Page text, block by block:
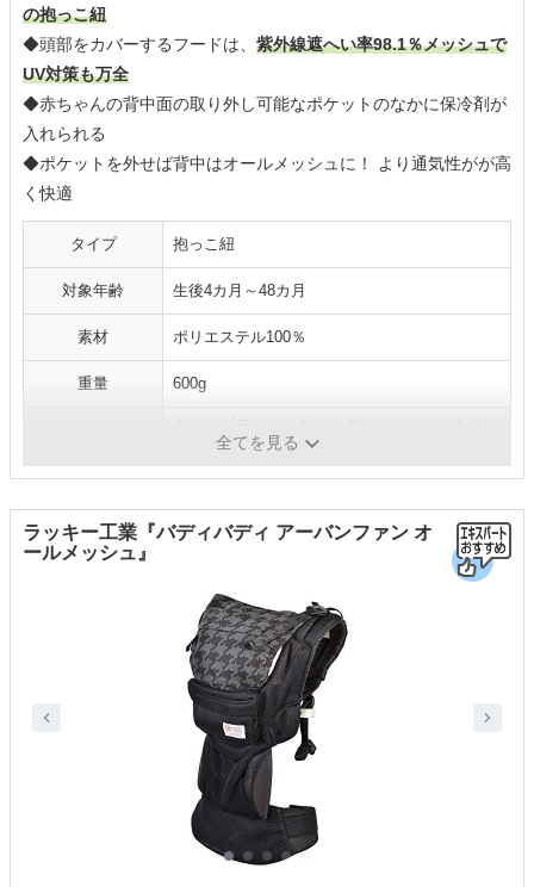
の抱っこ紐
◆頭部をカバーするフードは、 紫外線遮へい率98.1％メッシュで
UV対策も万全
◆赤ちゃんの背中面の取り外し可能なポケットのなかに保冷剤が
入れられる
◆ポケットを外せば背中はオールメッシュに！ より通気性がが高
く快適
タイプ 抱っこ紐
対象年齢 生後4カ月～48カ月
素材 ポリエステル100％
重量 600g
全てを見る
ラッキー工業『バディバディ アーバンファン オ
ールメッシュ』